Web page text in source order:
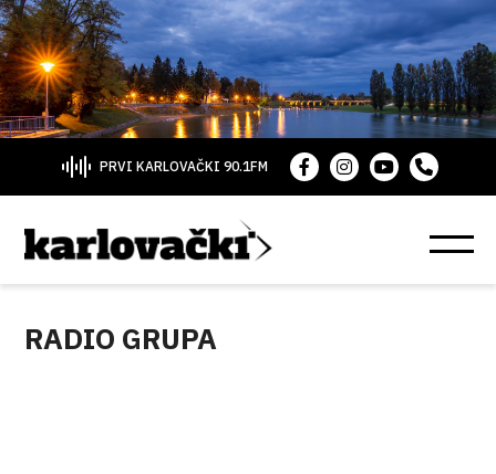
PRVI KARLOVAČKI 90.1FM
RADIO GRUPA